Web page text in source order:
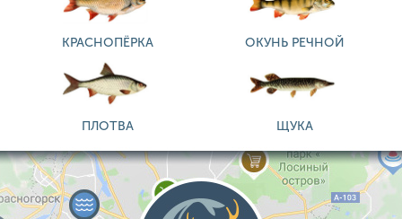
КРАСНОПЁРКА ОКУНЬ РЕЧНОЙ
ПЛОТВА ЩУКА